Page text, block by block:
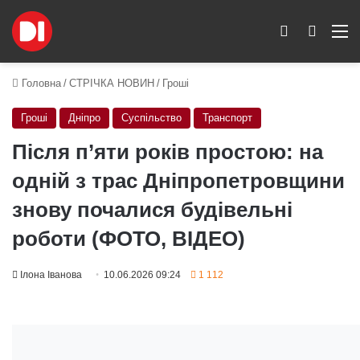
Пошук
Switch skin
Головна / СТРІЧКА НОВИН / Гроші
Гроші Дніпро Суспільство Транспорт
Після п’яти років простою: на
одній з трас Дніпропетровщини
знову почалися будівельні
роботи (ФОТО, ВІДЕО)
Ілона Іванова 10.06.2026 09:24 1 112